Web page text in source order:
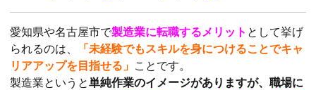
愛知県や名古屋市で製造業に転職するメリット として挙げ
られるのは、
「未経験でもスキルを身につけることでキャ
リアアップを目指せる」 ことです。
製造業というと単純作業のイメージがありますが、職場に